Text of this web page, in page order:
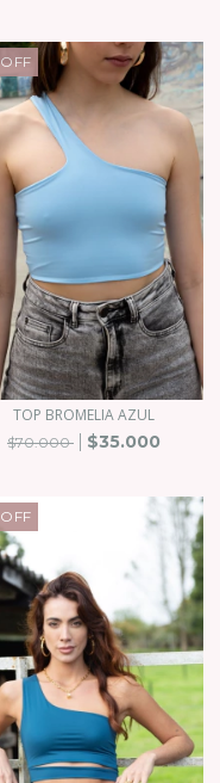
OFF
TOP BROMELIA AZUL
$70.000 $35.000
OFF